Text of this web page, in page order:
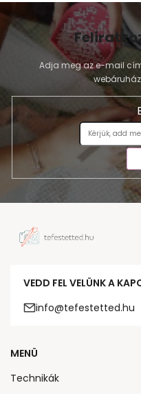
Adja meg az e-mail
VEDD FEL VELÜNK A
info@tefestetted.hu
MENÜ
Technikák